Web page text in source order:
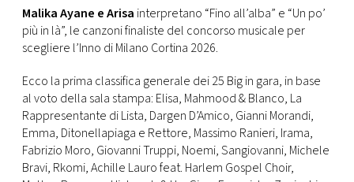
Malika Ayane e Arisa interpretano “Fino all’alba” e “Un po’
più in là”, le canzoni finaliste del concorso musicale per
scegliere l’Inno di Milano Cortina 2026.
Ecco la prima classifica generale dei 25 Big in gara, in base
al voto della sala stampa: Elisa, Mahmood & Blanco, La
Rappresentante di Lista, Dargen D’Amico, Gianni Morandi,
Emma, Ditonellapiaga e Rettore, Massimo Ranieri, Irama,
Fabrizio Moro, Giovanni Truppi, Noemi, Sangiovanni, Michele
Bravi, Rkomi, Achille Lauro feat. Harlem Gospel Choir,